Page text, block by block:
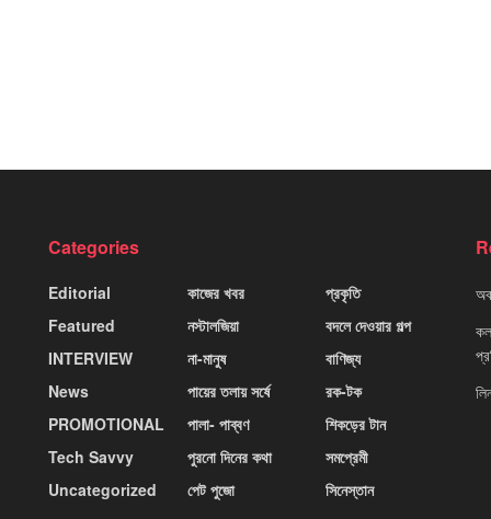
Categories
Editorial
Featured
INTERVIEW
News
PROMOTIONAL
Tech Savvy
Uncategorized
কাজের খবর
নস্টালজিয়া
না-মানুষ
পায়ের তলায় সর্ষে
পালা- পাব্বণ
পুরনো দিনের কথা
পেট পুজো
প্রকৃতি
বদলে দেওয়ার গল্প
বাণিজ্য
রক-টক
শিকড়ের টান
সমপ্রেমী
সিনেস্তান